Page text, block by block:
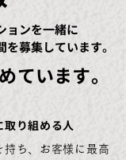
ョンを一緒に
を募集しています。
ています。
り組める人
持ち、お客様に最高